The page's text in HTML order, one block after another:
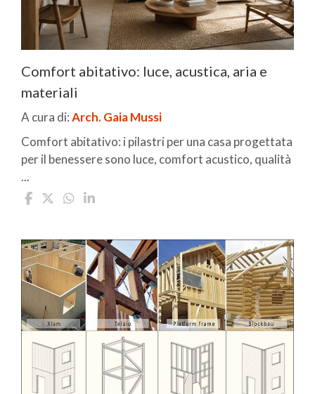
Comfort abitativo: luce, acustica, aria e
materiali
A cura di:Arch. Gaia Mussi
Comfort abitativo: i pilastri per una casa progettata
per il benessere sono luce, comfort acustico, qualità
...